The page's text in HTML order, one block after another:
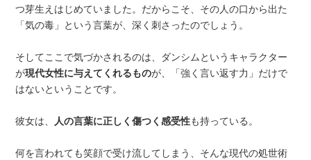
つ芽生えはじめていました。だからこそ、その人の口から出た
「気の毒」という言葉が、深く刺さったのでしょう。
そしてここで気づかされるのは、ダンシムというキャラクター
が現代女性に与えてくれるものが、「強く言い返す力」だけで
はないということです。
彼女は、 人の言葉に正しく傷つく感受性も持っている。
何を言われても笑顔で受け流してしまう、そんな現代の処世術